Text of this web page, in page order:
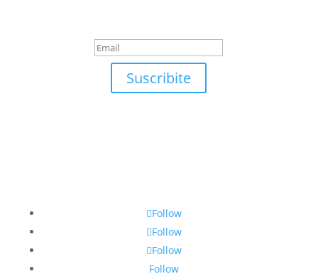
Suscribite
Follow
Follow
Follow
Follow